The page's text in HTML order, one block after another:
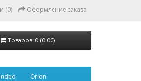
(0) Оформление заказа
Товаров: 0 (0.00)
Orion